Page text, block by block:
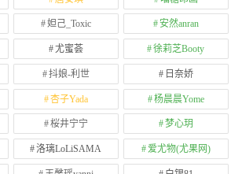
妲己_Toxic 安然anran
尤蜜荟 徐莉芝Booty
抖娘-利世 日奈娇
杏子Yada 杨晨晨Yome
桜井宁宁 梦心玥
洛璃LoLiSAMA 爱尤物(尤果网)